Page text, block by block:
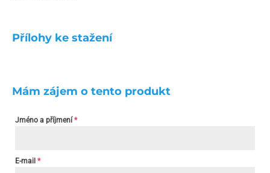
Přílohy ke stažení
Mám zájem o tento produkt
Jméno a příjmení *
E-mail *